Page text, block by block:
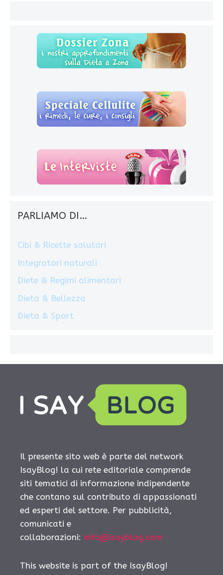
PARLIAMO DI…
Cibi & Ricette salutari
Integratori naturali
Diete & Regimi alimentari
Dieta & Bellezza
Dieta & Sport
Il presente sito web è parte del network
IsayBlog! la cui rete editoriale comprende
siti tematici di informazione indipendente
che contano sul contributo di appassionati
ed esperti del settore. Per pubblicità,
comunicati e
collaborazioni: info@isayblog.com
This website is part of the IsayBlog!